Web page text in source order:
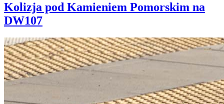
Kolizja pod Kamieniem Pomorskim na
DW107